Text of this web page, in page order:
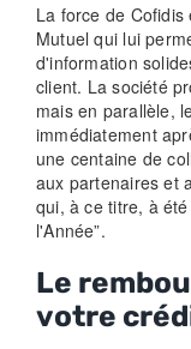
La force de
Mutuel qui lui
d'information
client. La société
mais en parallèle,
immédiatement
une centaine de
aux partenaires et
qui, à ce titre, à
l'Année”.
Le
votre